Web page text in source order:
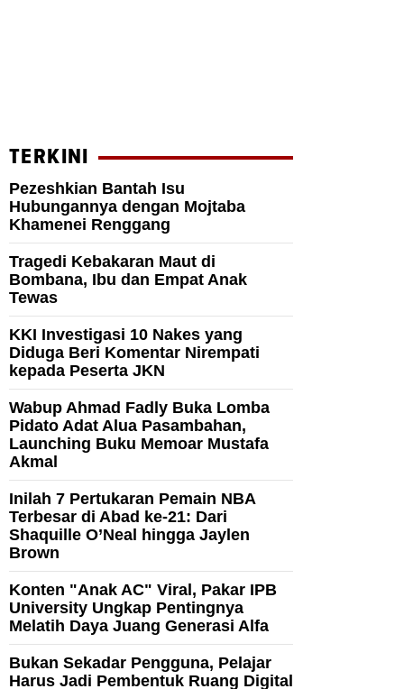
TERKINI
Pezeshkian Bantah Isu
Hubungannya dengan Mojtaba
Khamenei Renggang
Tragedi Kebakaran Maut di
Bombana, Ibu dan Empat Anak
Tewas
KKI Investigasi 10 Nakes yang
Diduga Beri Komentar Nirempati
kepada Peserta JKN
Wabup Ahmad Fadly Buka Lomba
Pidato Adat Alua Pasambahan,
Launching Buku Memoar Mustafa
Akmal
Inilah 7 Pertukaran Pemain NBA
Terbesar di Abad ke-21: Dari
Shaquille O’Neal hingga Jaylen
Brown
Konten "Anak AC" Viral, Pakar IPB
University Ungkap Pentingnya
Melatih Daya Juang Generasi Alfa
Bukan Sekadar Pengguna, Pelajar
Harus Jadi Pembentuk Ruang Digital